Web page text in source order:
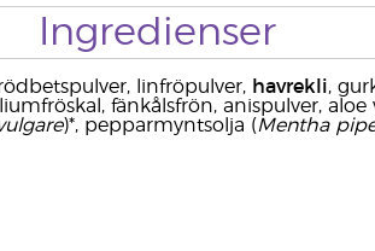
Ingredienser
linfröpulver, havrekli,
fänkålsfrön, anispulver, aloe
)*, pepparmyntsolja (Mentha